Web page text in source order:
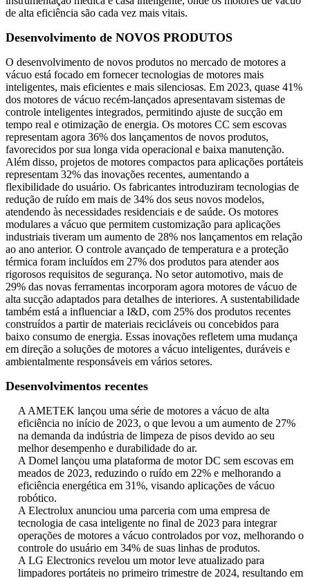
de alta eficiência são cada vez mais vitais.
Desenvolvimento de NOVOS PRODUTOS
O desenvolvimento de novos produtos no mercado de motores a
vácuo está focado em fornecer tecnologias de motores mais
inteligentes, mais eficientes e mais silenciosas. Em 2023, quase 41%
dos motores de vácuo recém-lançados apresentavam sistemas de
controle inteligentes integrados, permitindo ajuste de sucção em
tempo real e otimização de energia. Os motores CC sem escovas
representam agora 36% dos lançamentos de novos produtos,
favorecidos por sua longa vida operacional e baixa manutenção.
Além disso, projetos de motores compactos para aplicações portáteis
representam 32% das inovações recentes, aumentando a
flexibilidade do usuário. Os fabricantes introduziram tecnologias de
redução de ruído em mais de 34% dos seus novos modelos,
atendendo às necessidades residenciais e de saúde. Os motores
modulares a vácuo que permitem customização para aplicações
industriais tiveram um aumento de 28% nos lançamentos em relação
ao ano anterior. O controle avançado de temperatura e a proteção
térmica foram incluídos em 27% dos produtos para atender aos
rigorosos requisitos de segurança. No setor automotivo, mais de
29% das novas ferramentas incorporam agora motores de vácuo de
alta sucção adaptados para detalhes de interiores. A sustentabilidade
também está a influenciar a I&D, com 25% dos produtos recentes
construídos a partir de materiais recicláveis ​​ou concebidos para
baixo consumo de energia. Essas inovações refletem uma mudança
em direção a soluções de motores a vácuo inteligentes, duráveis ​​e
ambientalmente responsáveis ​​em vários setores.
Desenvolvimentos recentes
A AMETEK lançou uma série de motores a vácuo de alta
eficiência no início de 2023, o que levou a um aumento de 27%
na demanda da indústria de limpeza de pisos devido ao seu
melhor desempenho e durabilidade do ar.
A Domel lançou uma plataforma de motor DC sem escovas em
meados de 2023, reduzindo o ruído em 22% e melhorando a
eficiência energética em 31%, visando aplicações de vácuo
robótico.
A Electrolux anunciou uma parceria com uma empresa de
tecnologia de casa inteligente no final de 2023 para integrar
operações de motores a vácuo controlados por voz, melhorando o
controle do usuário em 34% de suas linhas de produtos.
A LG Electronics revelou um motor leve atualizado para
limpadores portáteis no primeiro trimestre de 2024, resultando em